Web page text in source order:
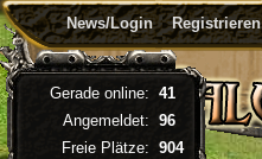
News/Login Registrieren
Gerade online: 41
Angemeldet: 96
Freie Plätze: 904